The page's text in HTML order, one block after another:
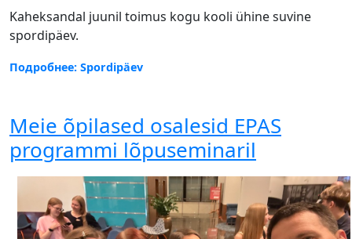
Kaheksandal juunil toimus kogu kooli ühine suvine
spordipäev.
Подробнее: Spordipäev
Meie õpilased osalesid EPAS
programmi lõpuseminaril